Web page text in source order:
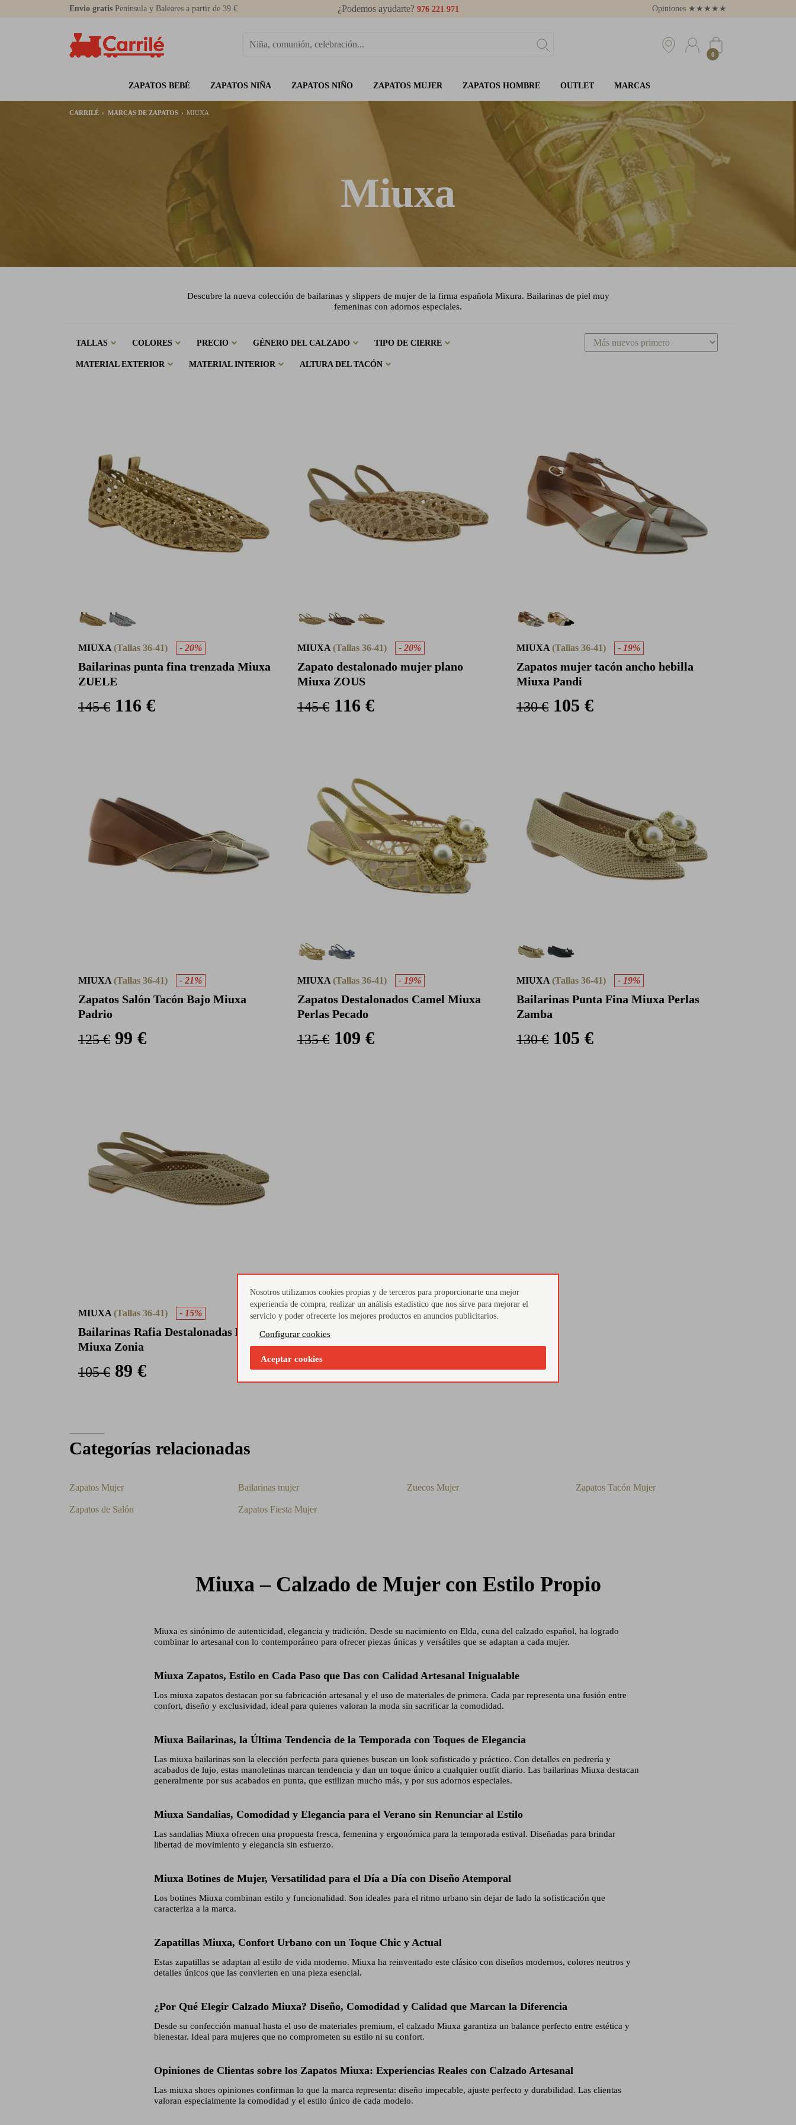
Envio gratis Península y Baleares a partir de 39 € ¿Podemos ayudarte? 976 221 971 Opiniones ★ ★ ★ ★ ★
0
ZAPATOS BEBÉ ZAPATOS NIÑA ZAPATOS NIÑO ZAPATOS MUJER ZAPATOS HOMBRE OUTLET MARCAS
CARRILÉ MARCAS DE ZAPATOS MIUXA
Miuxa
Descubre la nueva colección de bailarinas y slippers de mujer de la firma española Mixura. Bailarinas de piel muy
femeninas con adornos especiales.
TALLAS COLORES PRECIO GÉNERO DEL CALZADO TIPO DE CIERRE
MATERIAL EXTERIOR MATERIAL INTERIOR ALTURA DEL TACÓN
MIUXA (Tallas 36-41) - 20%
Bailarinas punta fina trenzada Miuxa
ZUELE
145 € 116 €
MIUXA (Tallas 36-41) - 20%
Zapato destalonado mujer plano
Miuxa ZOUS
145 € 116 €
MIUXA (Tallas 36-41) - 19%
Zapatos mujer tacón ancho hebilla
Miuxa Pandi
130 € 105 €
MIUXA (Tallas 36-41) - 21%
Zapatos Salón Tacón Bajo Miuxa
Padrio
125 € 99 €
MIUXA (Tallas 36-41) - 19%
Zapatos Destalonados Camel Miuxa
Perlas Pecado
135 € 109 €
MIUXA (Tallas 36-41) - 19%
Bailarinas Punta Fina Miuxa Perlas
Zamba
130 € 105 €
MIUXA (Tallas 36-41) - 15%
Bailarinas Rafia Destalonadas Mujer
Miuxa Zonia
105 € 89 €
Categorías relacionadas
Zapatos Mujer Bailarinas mujer Zuecos Mujer Zapatos Tacón Mujer
Zapatos de Salón Zapatos Fiesta Mujer
Miuxa – Calzado de Mujer con Estilo Propio
Miuxa es sinónimo de autenticidad, elegancia y tradición. Desde su nacimiento en Elda, cuna del calzado español, ha logrado
combinar lo artesanal con lo contemporáneo para ofrecer piezas únicas y versátiles que se adaptan a cada mujer.
Miuxa Zapatos, Estilo en Cada Paso que Das con Calidad Artesanal Inigualable
Los miuxa zapatos destacan por su fabricación artesanal y el uso de materiales de primera. Cada par representa una fusión entre
confort, diseño y exclusividad, ideal para quienes valoran la moda sin sacrificar la comodidad.
Miuxa Bailarinas, la Última Tendencia de la Temporada con Toques de Elegancia
Las miuxa bailarinas son la elección perfecta para quienes buscan un look sofisticado y práctico. Con detalles en pedrería y
acabados de lujo, estas manoletinas marcan tendencia y dan un toque único a cualquier outfit diario. Las bailarinas Miuxa destacan
generalmente por sus acabados en punta, que estilizan mucho más, y por sus adornos especiales.
Miuxa Sandalias, Comodidad y Elegancia para el Verano sin Renunciar al Estilo
Las sandalias Miuxa ofrecen una propuesta fresca, femenina y ergonómica para la temporada estival. Diseñadas para brindar
libertad de movimiento y elegancia sin esfuerzo.
Miuxa Botines de Mujer, Versatilidad para el Día a Día con Diseño Atemporal
Los botines Miuxa combinan estilo y funcionalidad. Son ideales para el ritmo urbano sin dejar de lado la sofisticación que
caracteriza a la marca.
Zapatillas Miuxa, Confort Urbano con un Toque Chic y Actual
Estas zapatillas se adaptan al estilo de vida moderno. Miuxa ha reinventado este clásico con diseños modernos, colores neutros y
detalles únicos que las convierten en una pieza esencial.
¿Por Qué Elegir Calzado Miuxa? Diseño, Comodidad y Calidad que Marcan la Diferencia
Desde su confección manual hasta el uso de materiales premium, el calzado Miuxa garantiza un balance perfecto entre estética y
bienestar. Ideal para mujeres que no comprometen su estilo ni su confort.
Opiniones de Clientas sobre los Zapatos Miuxa: Experiencias Reales con Calzado Artesanal
Las miuxa shoes opiniones confirman lo que la marca representa: diseño impecable, ajuste perfecto y durabilidad. Las clientas
valoran especialmente la comodidad y el estilo único de cada modelo.
Nosotros utilizamos cookies propias y de terceros para proporcionarte una mejor
experiencia de compra, realizar un análisis estadístico que nos sirve para mejorar el
servicio y poder ofrecerte los mejores productos en anuncios publicitarios.
Configurar cookies
Aceptar cookies